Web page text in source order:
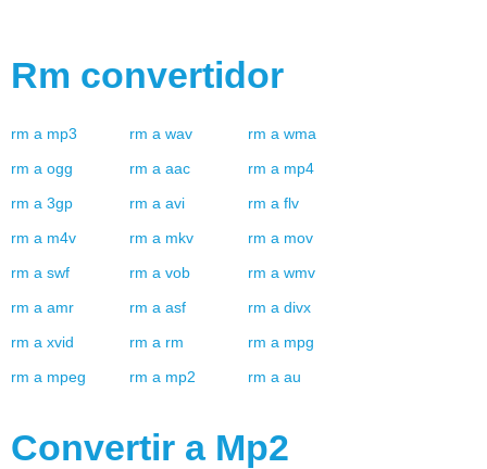
Rm convertidor
rm a mp3 rm a wav rm a wma
rm a ogg rm a aac rm a mp4
rm a 3gp rm a avi rm a flv
rm a m4v rm a mkv rm a mov
rm a swf rm a vob rm a wmv
rm a amr rm a asf rm a divx
rm a xvid rm a rm rm a mpg
rm a mpeg rm a mp2 rm a au
Convertir a Mp2